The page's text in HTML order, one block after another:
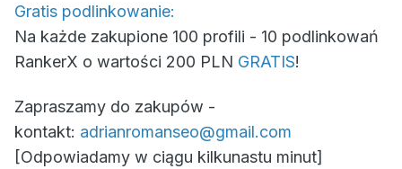
Gratis podlinkowanie:
Na każde zakupione 100 profili - 10 podlinkowań
RankerX o wartości 200 PLN GRATIS!
Zapraszamy do zakupów -
kontakt: adrianromanseo@gmail.com
[Odpowiadamy w ciągu kilkunastu minut]